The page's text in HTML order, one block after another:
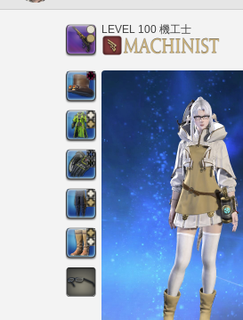
LEVEL 100 機工士